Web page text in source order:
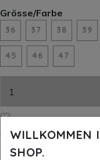
Grösse/Farbe
36 37 38 39
45 46 47
AUF DIE WUNSCHLISTE
Verfügbarkeit: in
WILLKOMMEN
SHOP.